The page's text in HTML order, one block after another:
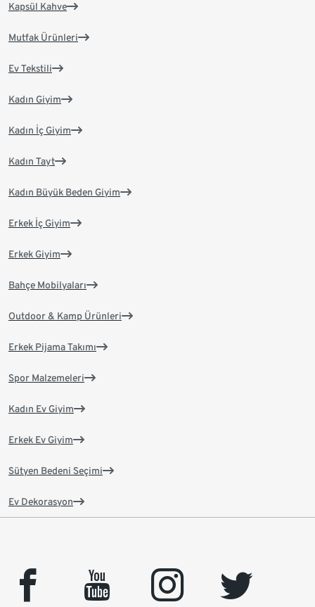
Kapsül Kahve
Mutfak Ürünleri
Ev Tekstili
Kadın Giyim
Kadın İç Giyim
Kadın Tayt
Kadın Büyük Beden Giyim
Erkek İç Giyim
Erkek Giyim
Bahçe Mobilyaları
Outdoor & Kamp Ürünleri
Erkek Pijama Takımı
Spor Malzemeleri
Kadın Ev Giyim
Erkek Ev Giyim
Sütyen Bedeni Seçimi
Ev Dekorasyon
facebook youtube instagram
twitter